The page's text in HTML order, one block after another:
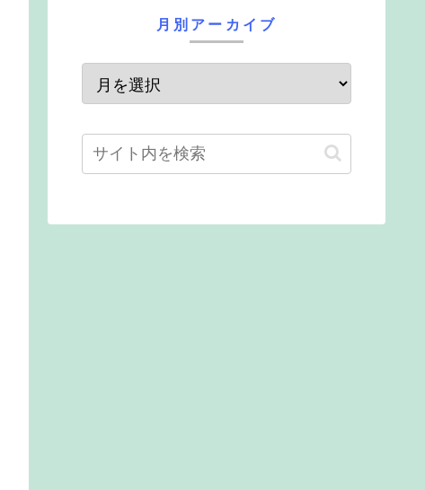
月別アーカイブ